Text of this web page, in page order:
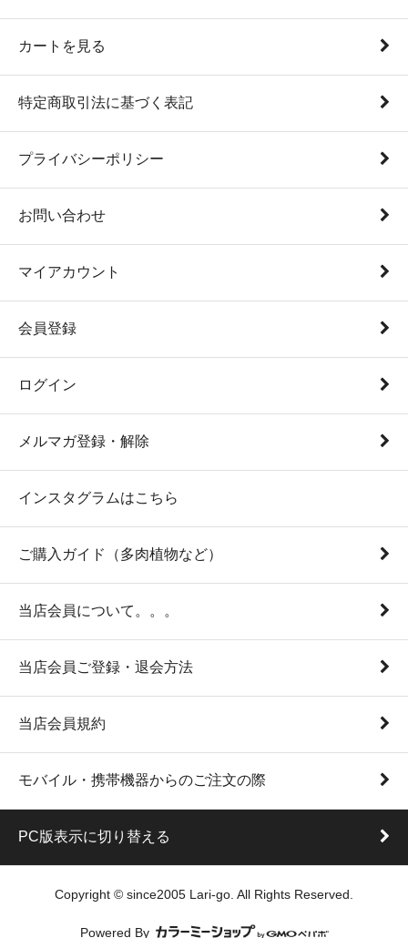
カートを見る
特定商取引法に基づく表記
プライバシーポリシー
お問い合わせ
マイアカウント
会員登録
ログイン
メルマガ登録・解除
インスタグラムはこちら
ご購入ガイド（多肉植物など）
当店会員について。。。
当店会員ご登録・退会方法
当店会員規約
モバイル・携帯機器からのご注文の際
PC版表示に切り替える
Copyright © since2005 Lari-go. All Rights Reserved.
Powered By